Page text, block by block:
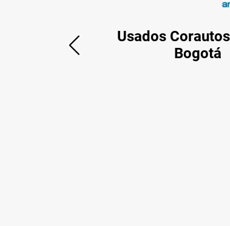
Usados
Bogotá